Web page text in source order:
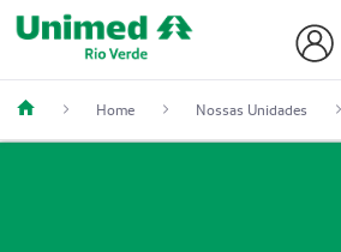
Home Nossas Unidades